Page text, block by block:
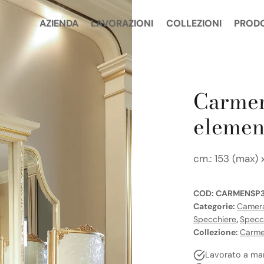
AZIENDA LAVORAZIONI COLLEZIONI
cm.: 153 (max)
COD:
Categorie:
Specchiere,
Collezione:
Lavorato a